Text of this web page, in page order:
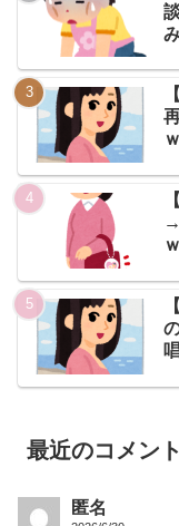
最近のコメント
匿名